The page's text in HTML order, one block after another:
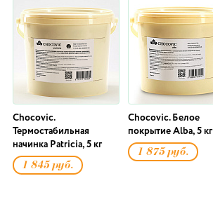
Chocovic.
Термостабильная
начинка Patricia, 5 кг
1 845 руб.
Chocovic. Белое
покрытие Alba, 5 кг
1 875 руб.